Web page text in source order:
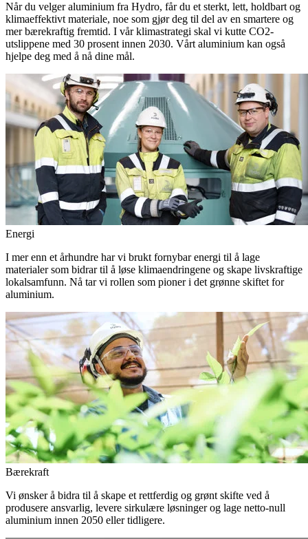
Når du velger aluminium fra Hydro, får du et sterkt, lett, holdbart og
klimaeffektivt materiale, noe som gjør deg til del av en smartere og
mer bærekraftig fremtid. I vår klimastrategi skal vi kutte CO2-
utslippene med 30 prosent innen 2030. Vårt aluminium kan også
hjelpe deg med å nå dine mål.
Energi
I mer enn et århundre har vi brukt fornybar energi til å lage
materialer som bidrar til å løse klimaendringene og skape livskraftige
lokalsamfunn. Nå tar vi rollen som pioner i det grønne skiftet for
aluminium.
Bærekraft
Vi ønsker å bidra til å skape et rettferdig og grønt skifte ved å
produsere ansvarlig, levere sirkulære løsninger og lage netto-null
aluminium innen 2050 eller tidligere.